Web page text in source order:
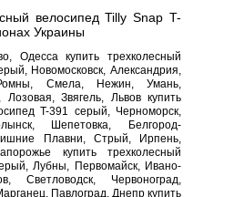
велосипед Tilly Snap T-
Украины
Одесса купить трехколесный
Новомосковск, Александрия,
Смела, Нежин, Умань,
Звягель, Львов купить
T-391 серый, Черноморск,
Шепетовка, Белгород-
Плавни, Стрый, Ирпень,
купить трехколесный
Лубны, Первомайск, Ивано-
Светловодск, Червоноград,
Павлоград, Днепр купить